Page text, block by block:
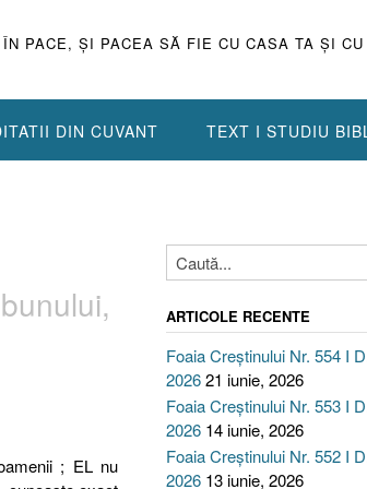
PACE, ŞI PACEA SĂ FIE CU CASA TA ŞI CU
DIN CUVANT TEXT I STUDIU
; EL nu
ARTICOLE RECENTE
Foaia Creștinului Nr. 554 I
202621 iunie, 2026
Foaia Creștinului Nr. 553 I
2026 14 iunie, 2026
Foaia Creștinului Nr. 552 I
2026 13 iunie, 2026